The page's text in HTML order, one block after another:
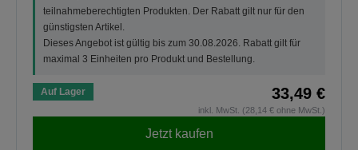
teilnahmeberechtigten Produkten. Der Rabatt gilt nur für den
günstigsten Artikel.
Dieses Angebot ist gültig bis zum 30.08.2026. Rabatt gilt für
maximal 3 Einheiten pro Produkt und Bestellung.
Auf Lager 33,49 €
inkl. MwSt. (28,14 € ohne MwSt.)
Jetzt kaufen